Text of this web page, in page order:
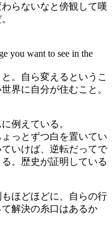
らないなと傍観して嘆
you want to see in the
。自ら変えるというこ
界に自分が住むこと。
例えている。
っとずつ白を置いてい
いけば、逆転だってで
。歴史が証明している
ほどほどに、自らの行
解決の糸口はあるか